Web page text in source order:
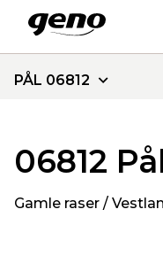
PÅL 06812
06812
Gamle raser /